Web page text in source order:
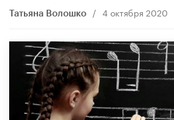
Татьяна Волошко / 4 октября 2020